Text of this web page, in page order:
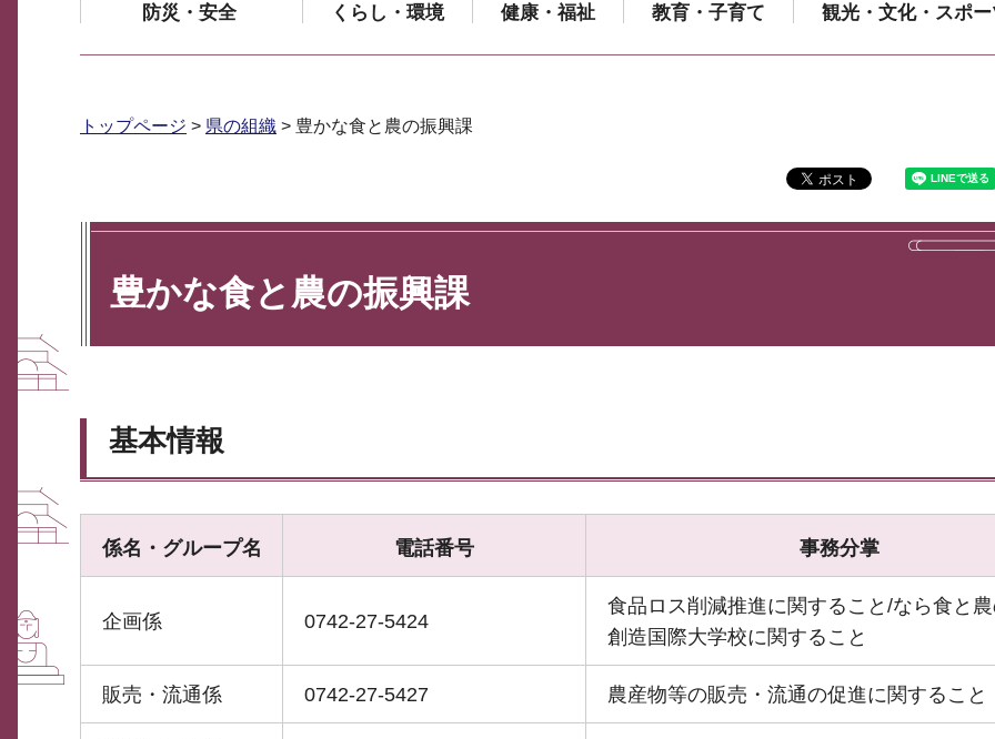
防災・安全 くらし・環境 健康・福祉 教育・子育て 観光・文化・スポー
トップページ > 県の組織 > 豊かな食と農の振興課
豊かな食と農の振興課
基本情報
係名・グループ名 電話番号 事務分掌
企画係 0742-27-5424
食品ロス削減推進に関すること/なら食と
創造国際大学校に関すること
販売・流通係 0742-27-5427 農産物等の販売・流通の促進に関すること